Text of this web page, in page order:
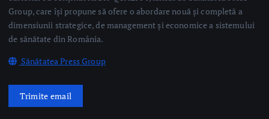
Trimite email
Linkuri Utile
Știri
Editoriale